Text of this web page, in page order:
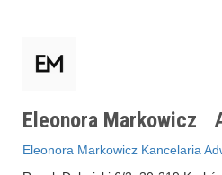
Eleonora Markowicz
Eleonora Markowicz Kancelaria